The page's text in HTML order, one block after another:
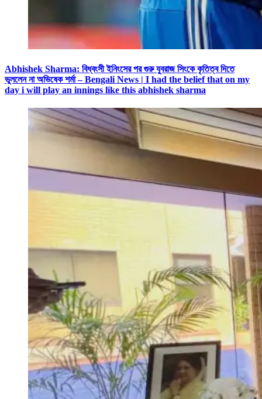
Abhishek Sharma: বিধ্বংসী ইনিংসের পর গুরু যুবরাজ সিংকে কৃতিত্ব দিতে
ভুললেন না অভিষেক শর্মা – Bengali News | I had the belief that on my
day i will play an innings like this abhishek sharma